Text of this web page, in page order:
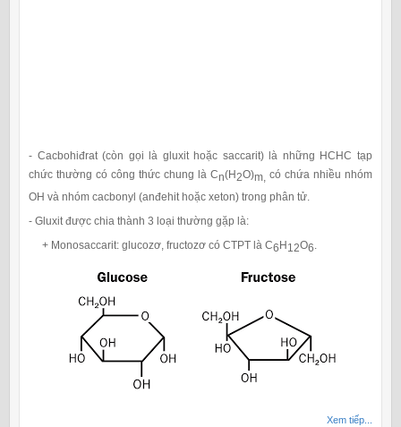
- Cacbohiđrat (còn gọi là gluxit hoặc saccarit) là những HCHC tạp
chức thường có công thức chung là Cn(H2O)m, có chứa nhiều nhóm
OH và nhóm cacbonyl (anđehit hoặc xeton) trong phân tử.
- Gluxit được chia thành 3 loại thường gặp là:
+ Monosaccarit: glucozơ, fructozơ có CTPT là C6H12O6
Xem tiếp...